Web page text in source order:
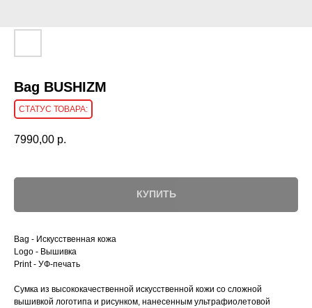
Bag BUSHIZM
7990,00 р.
КУПИТЬ
Bag - Искусственная кожа
Logo - Вышивка
Print - УФ-печать
Cумка из высококачественной искусственной кожи со сложной
вышивкой логотипа и рисунком, нанесенным ультрафиолетовой